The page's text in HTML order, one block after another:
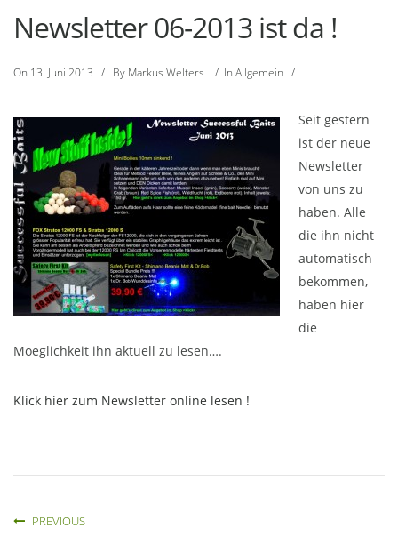
Newsletter 06-2013 ist da !
On 13. Juni 2013 / By Markus Welters / In Allgemein /
Seit gestern
ist der neue
Newsletter
von uns zu
haben. Alle
die ihn nicht
automatisch
bekommen,
haben hier
die
Moeglichkeit ihn aktuell zu lesen….
Klick hier zum Newsletter online lesen !
PREVIOUS